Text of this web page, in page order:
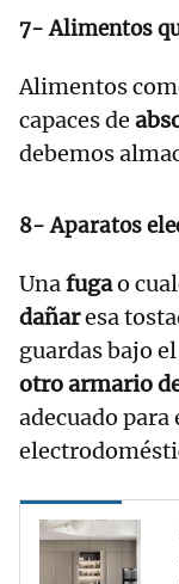
7- Alimentos
Alimentos
capaces de
debemos
8- Aparatos
Unafugao
dañaresa
guardas bajo
otro armario
adecuado para